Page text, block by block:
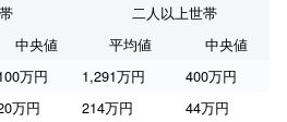
二人以上世帯
中央値 平均値
中央値
万円 1,291万円
400万円
万円 214万円
44万円